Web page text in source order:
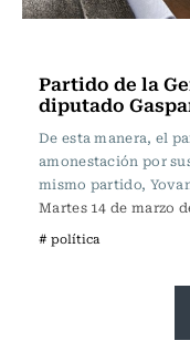
Partido de la
diputado
De esta manera, el
amonestación por
mismo partido,
Martes 14 de marzo
# política